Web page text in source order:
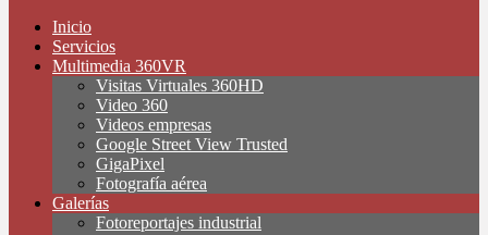
Inicio
Servicios
Multimedia 360VR
Visitas Virtuales 360HD
Video 360
Videos empresas
Google Street View Trusted
GigaPixel
Fotografía aérea
Galerías
Fotoreportajes industrial